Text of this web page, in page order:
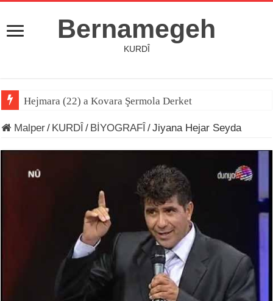
Bernamegeh
KURDÎ
Hejmara (22) a Kovara Şermola Derket
Malper/ KURDÎ / BİYOGRAFÎ /Jiyana Hejar Seyda